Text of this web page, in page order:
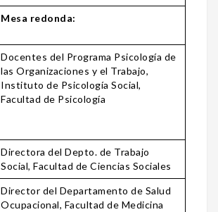
Mesa redonda:
Docentes del Programa Psicología de
las Organizaciones y el Trabajo,
Instituto de Psicología Social,
Facultad de Psicología
Directora del Depto. de Trabajo
Social, Facultad de Ciencias Sociales
Director del Departamento de Salud
Ocupacional, Facultad de Medicina